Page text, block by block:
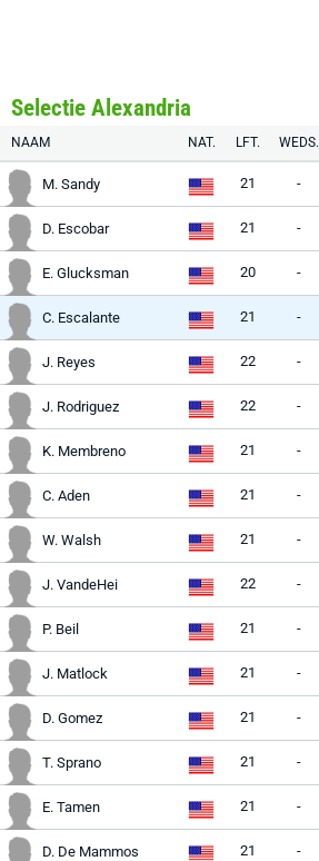
Selectie Alexandria
NAAM NAT. LFT. WEDS.
M. Sandy 21 -
D. Escobar 21 -
E. Glucksman 20 -
C. Escalante 21 -
J. Reyes 22 -
J. Rodriguez 22 -
K. Membreno 21 -
C. Aden 21 -
W. Walsh 21 -
J. VandeHei 22 -
P. Beil 21 -
J. Matlock 21 -
D. Gomez 21 -
T. Sprano 21 -
E. Tamen 21 -
D. De Mammos 21 -